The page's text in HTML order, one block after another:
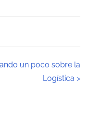
un poco sobre la
Logística >